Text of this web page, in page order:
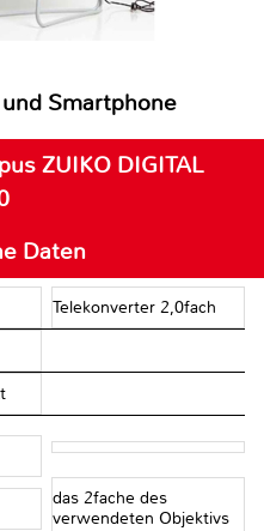
Smartphone
ZUIKO DIGITAL
Daten
Telekonverter 2,0fach
das 2fache des
verwendeten Objektivs